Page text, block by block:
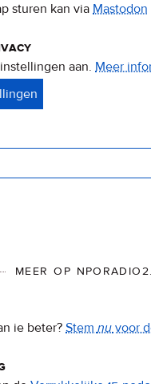
sturen kan via Mastodon
aan. Meer
MEER OP
ie beter? Stemnuvoor